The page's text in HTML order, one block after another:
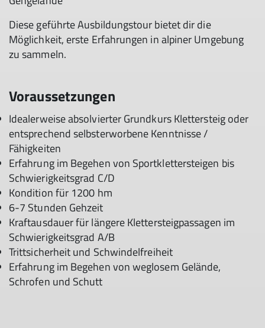
Diese geführte Ausbildungstour bietet dir die
Möglichkeit, erste Erfahrungen in alpiner Umgebung
zu sammeln.
Voraussetzungen
Idealerweise absolvierter Grundkurs Klettersteig oder
entsprechend selbsterworbene Kenntnisse /
Fähigkeiten
Erfahrung im Begehen von Sportklettersteigen bis
Schwierigkeitsgrad C/D
Kondition für 1200 hm
6-7 Stunden Gehzeit
Kraftausdauer für längere Klettersteigpassagen im
Schwierigkeitsgrad A/B
Trittsicherheit und Schwindelfreiheit
Erfahrung im Begehen von weglosem Gelände,
Schrofen und Schutt